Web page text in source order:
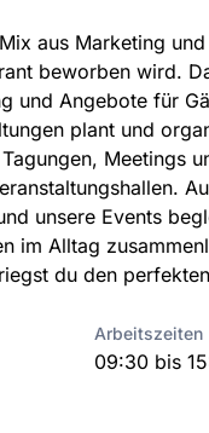
aus Marketing
beworben wird.
und Angebote für
plant und
Meetings
unsere Events
im Alltag
du den
Arbeitszeiten
09:30 bis